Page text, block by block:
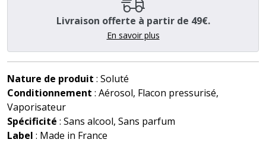
Livraison offerte à partir de 49€.
En savoir plus
Nature de produit : Soluté
Conditionnement : Aérosol, Flacon pressurisé,
Vaporisateur
Spécificité : Sans alcool, Sans parfum
Label : Made in France